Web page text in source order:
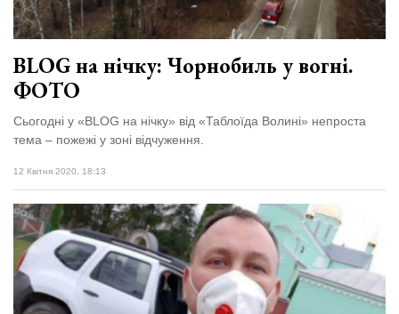
BLOG на нічку: Чорнобиль у вогні.
ФОТО
Сьогодні у «BLOG на нічку» від «Таблоїда Волині» непроста
тема – пожежі у зоні відчуження.
12 Квітня 2020, 18:13